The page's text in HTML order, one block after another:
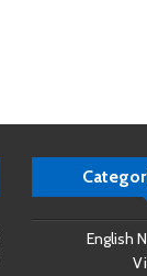
English